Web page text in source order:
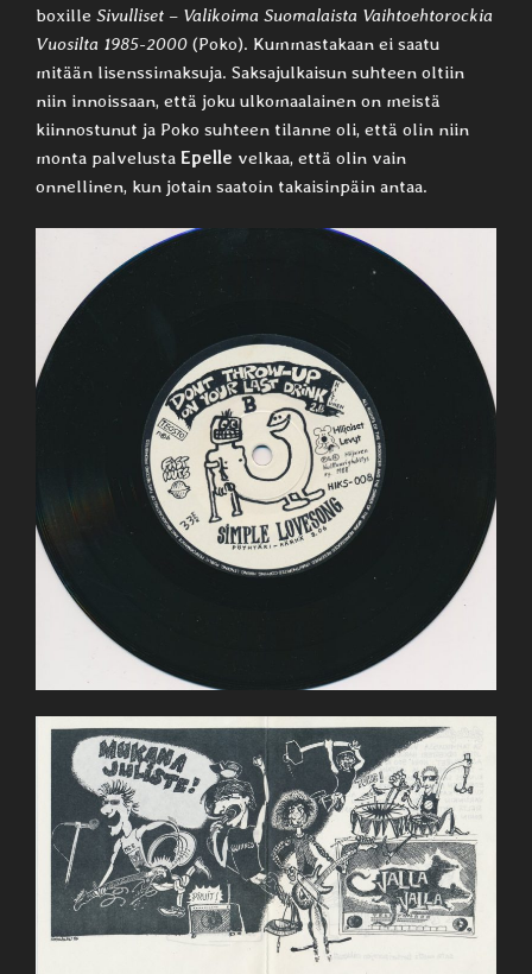
boxille Sivulliset – Valikoima Suomalaista Vaihtoehtorockia
Vuosilta 1985-2000 (Poko). Kummastakaan ei saatu
mitään lisenssimaksuja. Saksajulkaisun suhteen oltiin
niin innoissaan, että joku ulkomaalainen on meistä
kiinnostunut ja Poko suhteen tilanne oli, että olin niin
monta palvelusta Epelle velkaa, että olin vain
onnellinen, kun jotain saatoin takaisinpäin antaa.